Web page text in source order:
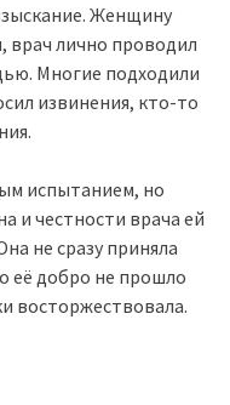
Женщину
врач лично проводил
Многие подходили
извинения, кто-то
испытанием, но
и честности врача ей
не сразу приняла
её добро не прошло
восторжествовала.